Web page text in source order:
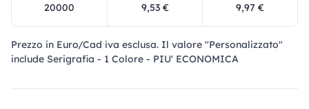
20000 9,53 € 9,97 €
Prezzo in Euro/Cad iva esclusa. Il valore "Personalizzato"
include Serigrafia - 1 Colore - PIU' ECONOMICA